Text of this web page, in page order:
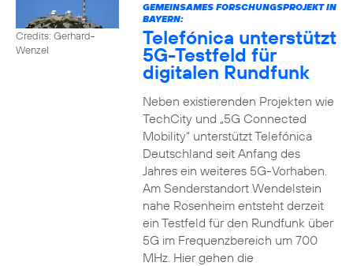
Credits: Gerhard-
Wenzel
GEMEINSAMES FORSCHUNGSPROJEKT IN
BAYERN:
Telefónica unterstützt
5G-Testfeld für
digitalen Rundfunk
Neben existierenden Projekten wie
TechCity und „5G Connected
Mobility“ unterstützt Telefónica
Deutschland seit Anfang des
Jahres ein weiteres 5G-Vorhaben.
Am Senderstandort Wendelstein
nahe Rosenheim entsteht derzeit
ein Testfeld für den Rundfunk über
5G im Frequenzbereich um 700
MHz. Hier gehen die